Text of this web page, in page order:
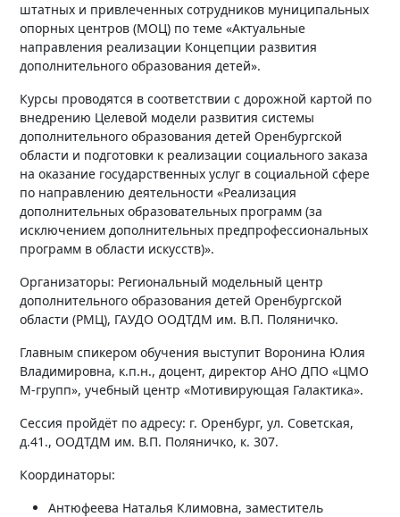
штатных и привлеченных сотрудников муниципальных
опорных центров (МОЦ) по теме «Актуальные
направления реализации Концепции развития
дополнительного образования детей».
Курсы проводятся в соответствии с дорожной картой по
внедрению Целевой модели развития системы
дополнительного образования детей Оренбургской
области и подготовки к реализации социального заказа
на оказание государственных услуг в социальной сфере
по направлению деятельности «Реализация
дополнительных образовательных программ (за
исключением дополнительных предпрофессиональных
программ в области искусств)».
Организаторы: Региональный модельный центр
дополнительного образования детей Оренбургской
области (РМЦ), ГАУДО ООДТДМ им. В.П. Поляничко.
Главным спикером обучения выступит Воронина Юлия
Владимировна, к.п.н., доцент, директор АНО ДПО «ЦМО
М-групп», учебный центр «Мотивирующая Галактика».
Сессия пройдёт по адресу: г. Оренбург, ул. Советская,
д.41., ООДТДМ им. В.П. Поляничко, к. 307.
Координаторы:
Антюфеева Наталья Климовна, заместитель